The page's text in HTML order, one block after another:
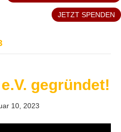
JETZT SPENDEN
gegründet!
10, 2023